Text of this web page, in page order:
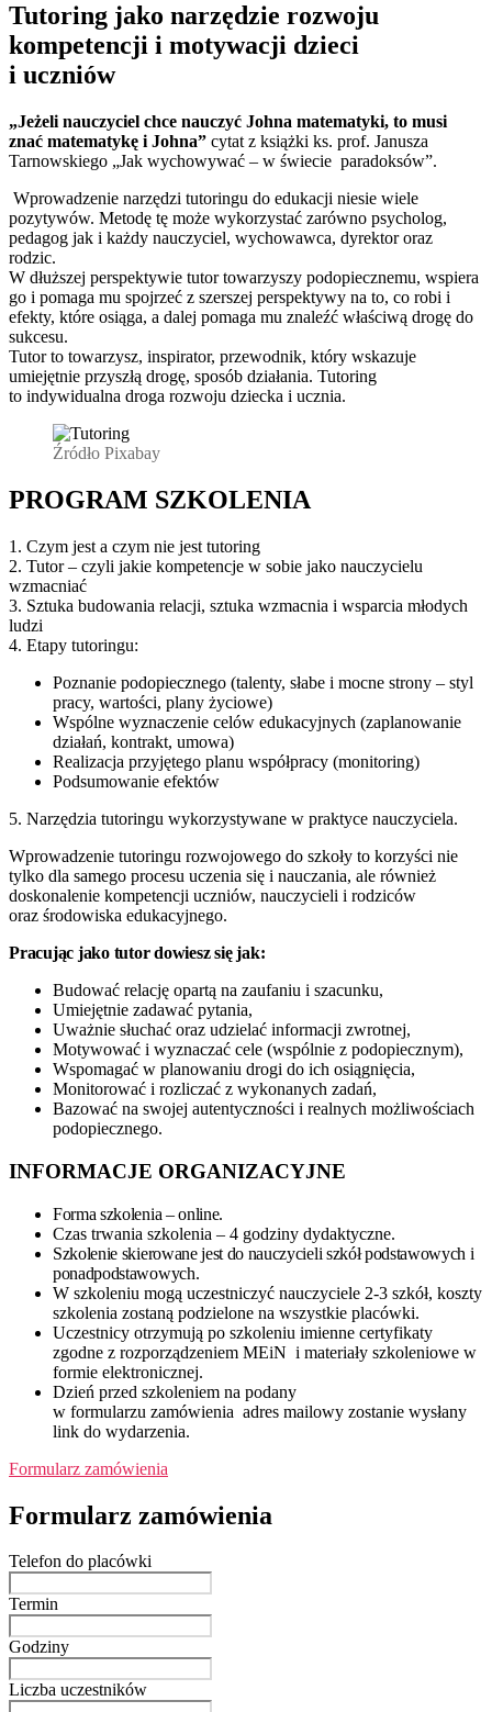
Tutoring jako narzędzie rozwoju
kompetencji i motywacji dzieci
i uczniów
„Jeżeli nauczyciel chce nauczyć Johna matematyki, to musi
znać matematykę i Johna” cytat z książki ks. prof. Janusza
Tarnowskiego „Jak wychowywać – w świecie paradoksów”.
Wprowadzenie narzędzi tutoringu do edukacji niesie wiele
pozytywów. Metodę tę może wykorzystać zarówno psycholog,
pedagog jak i każdy nauczyciel, wychowawca, dyrektor oraz
rodzic.
W dłuższej perspektywie tutor towarzyszy podopiecznemu, wspiera
go i pomaga mu spojrzeć z szerszej perspektywy na to, co robi i
efekty, które osiąga, a dalej pomaga mu znaleźć właściwą drogę do
sukcesu.
Tutor to towarzysz, inspirator, przewodnik, który wskazuje
umiejętnie przyszłą drogę, sposób działania. Tutoring
to indywidualna droga rozwoju dziecka i ucznia.
Źródło Pixabay
PROGRAM SZKOLENIA
1. Czym jest a czym nie jest tutoring
2. Tutor – czyli jakie kompetencje w sobie jako nauczycielu
wzmacniać
3. Sztuka budowania relacji, sztuka wzmacnia i wsparcia młodych
ludzi
4. Etapy tutoringu:
Poznanie podopiecznego (talenty, słabe i mocne strony – styl
pracy, wartości, plany życiowe)
Wspólne wyznaczenie celów edukacyjnych (zaplanowanie
działań, kontrakt, umowa)
Realizacja przyjętego planu współpracy (monitoring)
Podsumowanie efektów
5. Narzędzia tutoringu wykorzystywane w praktyce nauczyciela.
Wprowadzenie tutoringu rozwojowego do szkoły to korzyści nie
tylko dla samego procesu uczenia się i nauczania, ale również
doskonalenie kompetencji uczniów, nauczycieli i rodziców
oraz środowiska edukacyjnego.
Pracując jako tutor dowiesz się jak:
Budować relację opartą na zaufaniu i szacunku,
Umiejętnie zadawać pytania,
Uważnie słuchać oraz udzielać informacji zwrotnej,
Motywować i wyznaczać cele (wspólnie z podopiecznym),
Wspomagać w planowaniu drogi do ich osiągnięcia,
Monitorować i rozliczać z wykonanych zadań,
Bazować na swojej autentyczności i realnych możliwościach
podopiecznego.
INFORMACJE ORGANIZACYJNE
Forma szkolenia – online.
Czas trwania szkolenia – 4 godziny dydaktyczne.
Szkolenie skierowane jest do nauczycieli szkół podstawowych i
ponadpodstawowych.
W szkoleniu mogą uczestniczyć nauczyciele 2-3 szkół, koszty
szkolenia zostaną podzielone na wszystkie placówki.
Uczestnicy otrzymują po szkoleniu imienne certyfikaty
zgodne z rozporządzeniem MEiN i materiały szkoleniowe w
formie elektronicznej.
Dzień przed szkoleniem na podany
w formularzu zamówienia adres mailowy zostanie wysłany
link do wydarzenia.
Formularz zamówienia
Formularz zamówienia
Telefon do placówki
Termin
Godziny
Liczba uczestników